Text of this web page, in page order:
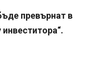
превърнат в